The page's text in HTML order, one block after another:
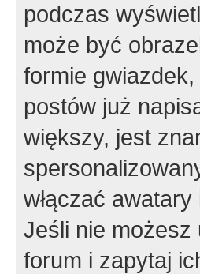
podczas
może być
formie
postów już
większy, jest
włączać
Jeśli nie możesz
forum i zapytaj